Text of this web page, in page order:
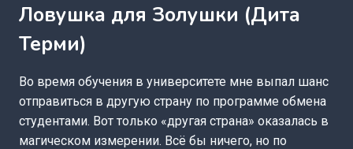
Ловушка для Золушки (Дита
Терми)
Во время обучения в университете мне выпал шанс
отправиться в другую страну по программе обмена
студентами. Вот только «другая страна» оказалась в
магическом измерении. Всё бы ничего, но по